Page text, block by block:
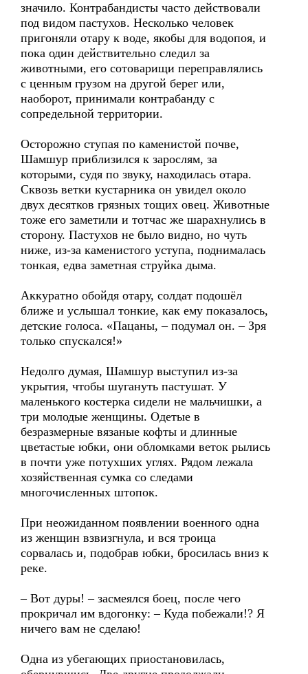
значило. Контрабандисты часто действовали
под видом пастухов. Несколько человек
пригоняли отару к воде, якобы для водопоя, и
пока один действительно следил за
животными, его сотоварищи переправлялись
с ценным грузом на другой берег или,
наоборот, принимали контрабанду с
сопредельной территории.
Осторожно ступая по каменистой почве,
Шамшур приблизился к зарослям, за
которыми, судя по звуку, находилась отара.
Сквозь ветки кустарника он увидел около
двух десятков грязных тощих овец. Животные
тоже его заметили и тотчас же шарахнулись в
сторону. Пастухов не было видно, но чуть
ниже, из-за каменистого уступа, поднималась
тонкая, едва заметная струйка дыма.
Аккуратно обойдя отару, солдат подошёл
ближе и услышал тонкие, как ему показалось,
детские голоса. «Пацаны, – подумал он. – Зря
только спускался!»
Недолго думая, Шамшур выступил из-за
укрытия, чтобы шугануть пастушат. У
маленького костерка сидели не мальчишки, а
три молодые женщины. Одетые в
безразмерные вязаные кофты и длинные
цветастые юбки, они обломками веток рылись
в почти уже потухших углях. Рядом лежала
хозяйственная сумка со следами
многочисленных штопок.
При неожиданном появлении военного одна
из женщин взвизгнула, и вся троица
сорвалась и, подобрав юбки, бросилась вниз к
реке.
– Вот дуры! – засмеялся боец, после чего
прокричал им вдогонку: – Куда побежали!? Я
ничего вам не сделаю!
Одна из убегающих приостановилась,